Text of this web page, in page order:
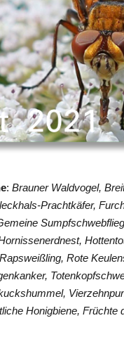
: Brauner Waldvogel,
Prachtkäfer,
Rote
Honigbiene,